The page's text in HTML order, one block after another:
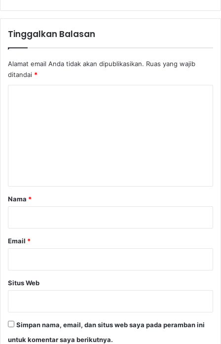
a
s
n
S
a
p
t
Tinggalkan Balasan
Alamat email Anda tidak akan dipublikasikan. Ruas yang wajib
ditandai *
rNama *
Email *
Situs Web
Simpan nama, email, dan situs web saya pada peramban ini
untuk komentar saya berikutnya.